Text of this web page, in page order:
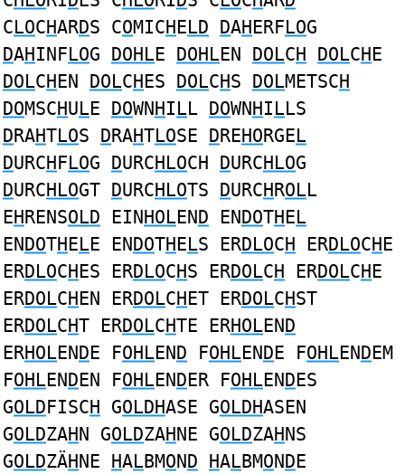
CLOCHARDS COMICHELD DAHERFLOG
DAHINFLOG DOHLE DOHLEN DOLCH DOLCHE
DOLCHEN DOLCHES DOLCHS DOLMETSCH
DOMSCHULE DOWNHILL DOWNHILLS
DRAHTLOS DRAHTLOSE DREHORGEL
DURCHFLOG DURCHLOCH DURCHLOG
DURCHLOGT DURCHLOTS DURCHROLL
EHRENSOLD EINHOLEND ENDOTHEL
ENDOTHELE ENDOTHELS ERDLOCH ERDLOCHE
ERDLOCHES ERDLOCHS ERDOLCH ERDOLCHE
ERDOLCHEN ERDOLCHET ERDOLCHST
ERDOLCHT ERDOLCHTE ERHOLEND
ERHOLENDE FOHLEND FOHLENDE FOHLENDEM
FOHLENDEN FOHLENDER FOHLENDES
GOLDFISCH GOLDHASE GOLDHASEN
GOLDZAHN GOLDZAHNE GOLDZAHNS
GOLDZÄHNE HALBMOND HALBMONDE